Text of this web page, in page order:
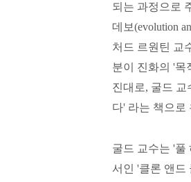
되는 과정으로
데보(evolution
처드 르원틴 교
분이 진화의 '목
진대로, 굴드 교
다' 라는 책으로
굴드 교수는 '풀
서인 '클론 앤드